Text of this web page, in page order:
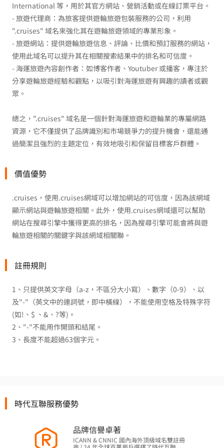
International 等，用於其官方網站、營銷活動或在線訂票平台。
- 旅遊代理商：為旅客提供遊輪旅遊包裝服務的公司，利用
".cruises" 域名來強化其在遊輪旅遊領域的專業形象。
- 旅遊網站：提供遊輪旅遊信息、評論、比價和預訂服務的網站，
使用此域名可以提升其在相關搜索結果中的排名和可信度。
- 海運旅遊內容創作者：如博客作者、Youtuber 或播客，專注於
分享遊輪旅遊經驗和觀點，以吸引對海運旅遊有興趣的讀者或觀
眾。
總之，".cruises" 域名是一個針對海運旅遊和遊輪業的專屬網路
資源，它不僅提供了品牌識別和市場競爭力的提升機會，還能通
過簡潔且強烈的主題定位，有效地吸引和保留目標客戶群體。
價值優勢
.cruises，使用.cruises網域可以增加網站的可信度，因為該網域
顯示網站與遊輪旅遊相關。此外，使用.cruises網域還可以幫助
網站在搜尋引擎中獲得更高的排名，因為搜尋引擎可能會將與遊
輪旅遊相關的關鍵字與該網域相關聯。
註冊規則
1、只提供英文字母（a-z，不區分大小寫）、數字（0-9）、以
及"-"（英文中的連詞號，即中橫線），不能使用空格及特殊字符
(如!、$ 、&、?等)。
2、"-"不能用作開頭和結尾。
3、長度不能超過63個字元。
時代互聯服務優勢
品牌信譽卓著
ICANN & CNNIC 國內海外頂級域名雙註冊